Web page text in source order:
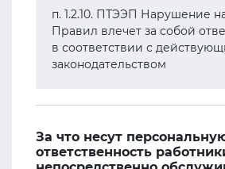
п. 1.2.10. ПТЭЭП Нарушение
Правил влечет за собой
в соответствии с
законодательством
За что несут
ответственность